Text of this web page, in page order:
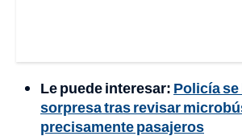
Le puede interesar: Policía
sorpresa tras revisar
precisamente pasajeros